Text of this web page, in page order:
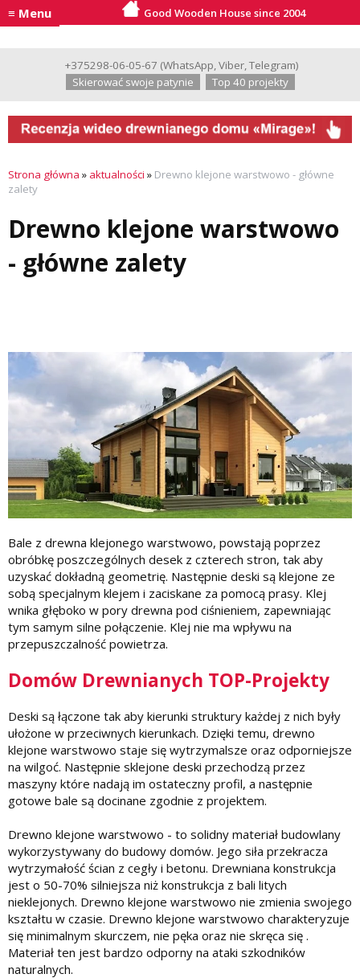
≡ Menu Good Wooden House since 2004
+375298-06-05-67 (WhatsApp,Viber,Telegram)
Skierować swoje patynie
Top 40 projekty
Strona główna » aktualności » Drewno klejone warstwowo - główne
zalety
Drewno klejone warstwowo
- główne zalety
Bale z drewna klejonego warstwowo, powstają poprzez
obróbkę poszczególnych desek z czterech stron, tak aby
uzyskać dokładną geometrię. Następnie deski są klejone ze
sobą specjalnym klejem i zaciskane za pomocą prasy. Klej
wnika głęboko w pory drewna pod ciśnieniem, zapewniając
tym samym silne połączenie. Klej nie ma wpływu na
przepuszczalność powietrza.
Domów Drewnianych TOP-Projekty
Deski są łączone tak aby kierunki struktury każdej z nich były
ułożone w przeciwnych kierunkach. Dzięki temu, drewno
klejone warstwowo staje się wytrzymalsze oraz odporniejsze
na wilgoć. Następnie sklejone deski przechodzą przez
maszyny które nadają im ostateczny profil, a następnie
gotowe bale są docinane zgodnie z projektem.
Drewno klejone warstwowo - to solidny materiał budowlany
wykorzystywany do budowy domów. Jego siła przekracza
wytrzymałość ścian z cegły i betonu. Drewniana konstrukcja
jest o 50-70% silniejsza niż konstrukcja z bali litych
nieklejonych. Drewno klejone warstwowo nie zmienia swojego
kształtu w czasie. Drewno klejone warstwowo charakteryzuje
się minimalnym skurczem, nie pęka oraz nie skręca się .
Materiał ten jest bardzo odporny na ataki szkodników
naturalnych.